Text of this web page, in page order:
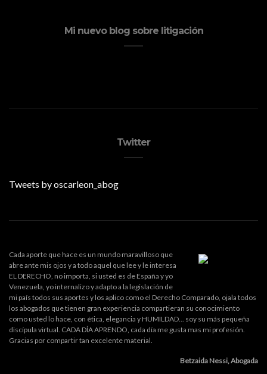
Mi nuevo blog sobre litigación
Twitter
Tweets by oscarleon_abog
Cada aporte que hace es un mundo maravilloso que
abre ante mis ojos y a todo aquel que lee y le interesa
EL DERECHO, no importa, si usted es de España y yo
Venezuela, yo internalizo y adapto a la legislación de
mi país todos sus aportes y los aplico como el Derecho Comparado, ojala todos
los abogados que tienen gran experiencia compartieran su conocimiento
como usted lo hace, con ética, elegancia y HUMILDAD... soy su más pequeña
discípula virtual. CADA DÍA APRENDO, cada día me gusta mas mi profesión.
Gracias por compartir tan excelente material.
Betzaida Nessi, Abogada